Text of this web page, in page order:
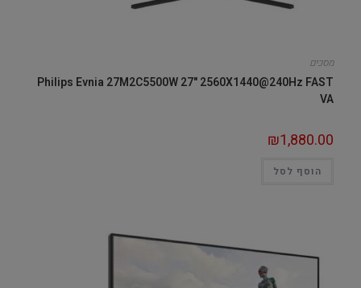
מסכים
Philips Evnia 27M2C5500W 27" 2560X1440@240Hz FAST
VA
₪1,880.00
הוסף לסל